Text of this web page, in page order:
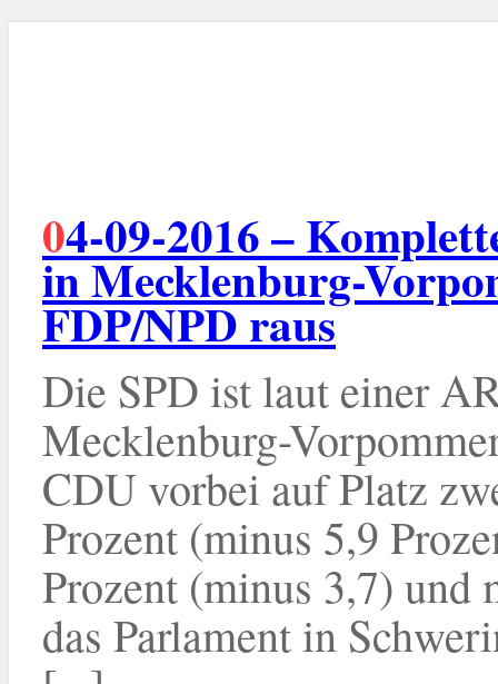
04-09-2016 – Komplettes Wahlergebnis: SPD gewinnt
in Mecklenburg-
FDP/NPD raus
Die SPD ist laut einer
Mecklenburg-
CDU vorbei auf Platz
Prozent (minus 5,9
Prozent (minus 3,7) und
das Parlament in